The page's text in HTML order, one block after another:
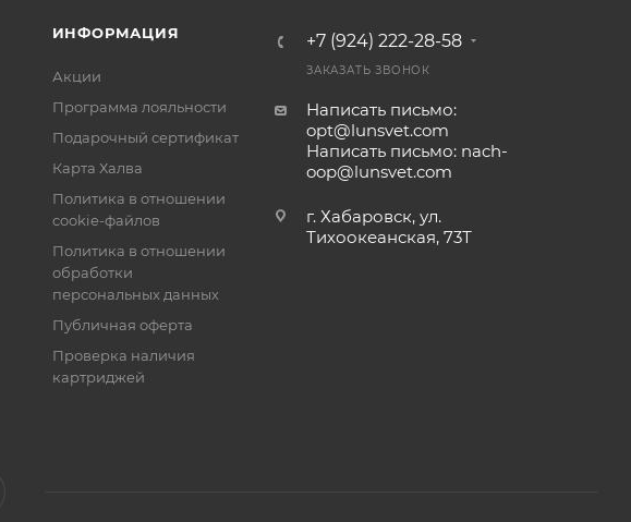
ИНФОРМАЦИЯ
Акции
Программа лояльности
Подарочный сертификат
Карта Халва
Политика в отношении
cookie-файлов
Политика в отношении
обработки
персональных данных
Публичная оферта
Проверка наличия
картриджей
+7 (924) 222-28-58
ЗАКАЗАТЬ ЗВОНОК
Написать письмо:
opt@lunsvet.com
Написать письмо: nach-
oop@lunsvet.com
г. Хабаровск, ул.
Тихоокеанская, 73Т